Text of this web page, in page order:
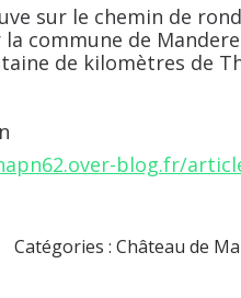
sur le chemin de
commune de
de kilomètres de
blog.fr/
Catégories :Château de